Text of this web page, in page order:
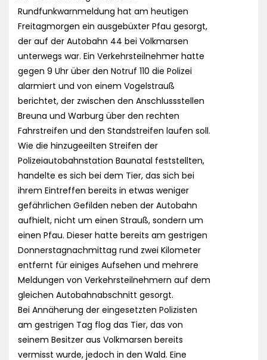
Rundfunkwarnmeldung hat am heutigen
Freitagmorgen ein ausgebüxter Pfau gesorgt,
der auf der Autobahn 44 bei Volkmarsen
unterwegs war. Ein Verkehrsteilnehmer hatte
gegen 9 Uhr über den Notruf 110 die Polizei
alarmiert und von einem Vogelstrauß
berichtet, der zwischen den Anschlussstellen
Breuna und Warburg über den rechten
Fahrstreifen und den Standstreifen laufen soll.
Wie die hinzugeeilten Streifen der
Polizeiautobahnstation Baunatal feststellten,
handelte es sich bei dem Tier, das sich bei
ihrem Eintreffen bereits in etwas weniger
gefährlichen Gefilden neben der Autobahn
aufhielt, nicht um einen Strauß, sondern um
einen Pfau. Dieser hatte bereits am gestrigen
Donnerstagnachmittag rund zwei Kilometer
entfernt für einiges Aufsehen und mehrere
Meldungen von Verkehrsteilnehmern auf dem
gleichen Autobahnabschnitt gesorgt.
Bei Annäherung der eingesetzten Polizisten
am gestrigen Tag flog das Tier, das von
seinem Besitzer aus Volkmarsen bereits
vermisst wurde, jedoch in den Wald. Eine